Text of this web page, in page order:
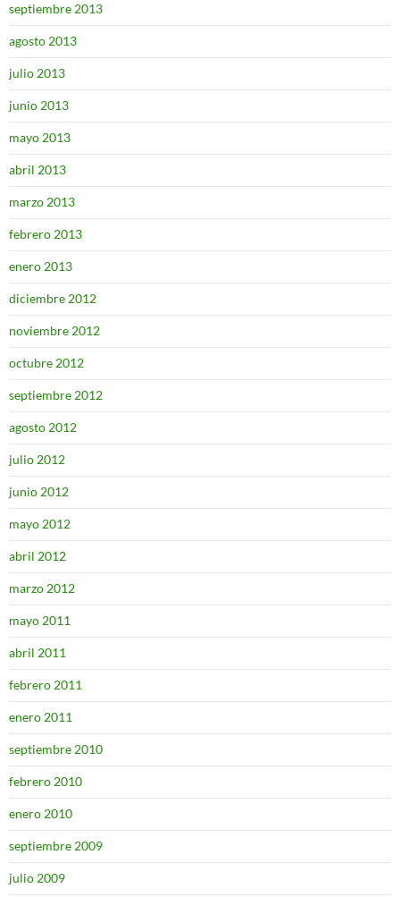
septiembre 2013
agosto 2013
julio 2013
junio 2013
mayo 2013
abril 2013
marzo 2013
febrero 2013
enero 2013
diciembre 2012
noviembre 2012
octubre 2012
septiembre 2012
agosto 2012
julio 2012
junio 2012
mayo 2012
abril 2012
marzo 2012
mayo 2011
abril 2011
febrero 2011
enero 2011
septiembre 2010
febrero 2010
enero 2010
septiembre 2009
julio 2009